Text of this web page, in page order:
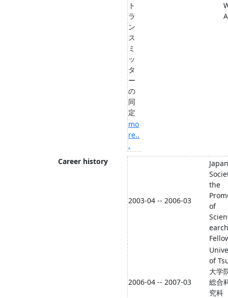
ト
ラ
ン
ス
ミ
ッ
タ
ー
の
同
定
A
mo
re..
.
Career history
2003-04 -- 2006-03
the
of
earch
2006-04 -- 2007-03
of
大学
総合
究科